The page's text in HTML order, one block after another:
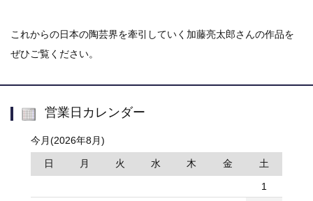
これからの日本の陶芸界を牽引していく加藤亮太郎さんの作品を
ぜひご覧ください。
営業日カレンダー
今月(2026年8月)
日 月 火 水 木 金 土
1